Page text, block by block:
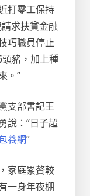
打零工保持
求扶貧金融
巧職員停止
豬，加上種
。”
支部書記王
說：“日子超
養網”
家庭累贅較
一身年夜棚